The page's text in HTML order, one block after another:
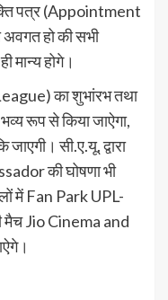
पत्र (Appointment
अवगत हो की सभी
मान्य होगे।
का शुभांरभ तथा
रूप से किया जाऐगा,
सी.ए.यू. द्वारा
की घोषणा भी
में Fan Park UPL-
मैच Jio Cinema and